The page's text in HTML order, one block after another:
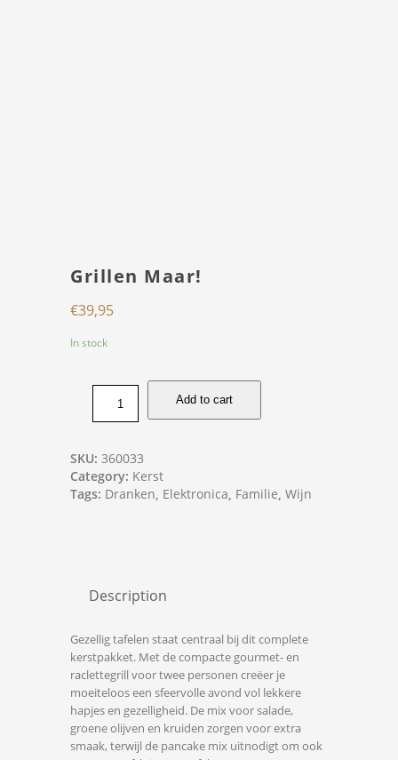
Grillen Maar!
€39,95
In stock
Add to cart
SKU: 360033
Category: Kerst
Tags: Dranken, Elektronica, Familie, Wijn
Description
Gezellig tafelen staat centraal bij dit complete
kerstpakket. Met de compacte gourmet- en
raclettegrill voor twee personen creëer je
moeiteloos een sfeervolle avond vol lekkere
hapjes en gezelligheid. De mix voor salade,
groene olijven en kruiden zorgen voor extra
smaak, terwijl de pancake mix uitnodigt om ook